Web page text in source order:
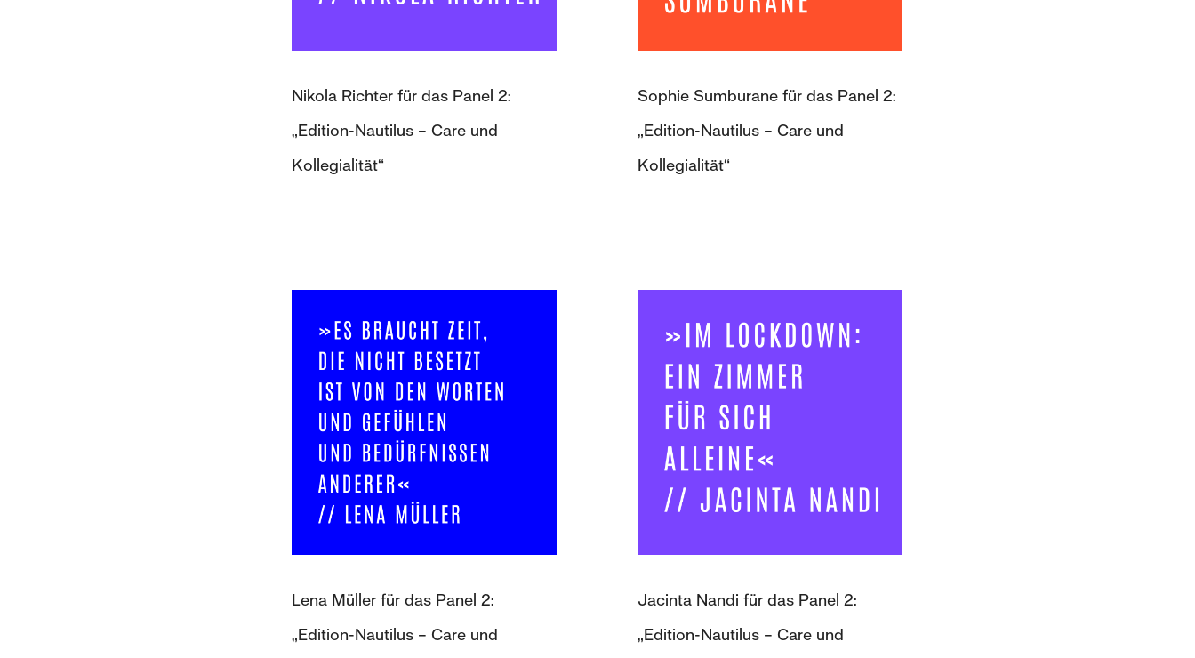
Nikola Richter für das Panel 2:
„Edition-Nautilus – Care und
Kollegialität“
Sophie Sumburane für das Panel 2:
„Edition-Nautilus – Care und
Kollegialität“
Lena Müller für das Panel 2:
„Edition-Nautilus – Care und
Jacinta Nandi für das Panel 2:
„Edition-Nautilus – Care und